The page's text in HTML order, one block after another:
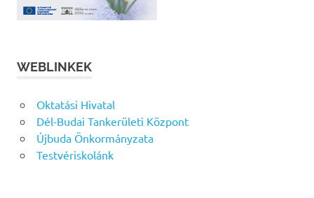
WEBLINKEK
Oktatási Hivatal
Dél-Budai Tankerületi Központ
Újbuda Önkormányzata
Testvériskolánk